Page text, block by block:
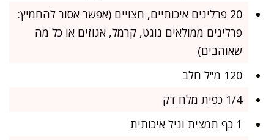
20 פרלינים איכותיים, חצויים (אפשר אסור להחמיץ:
פרלינים ממולאים נוגט, קרמל, אגוזים או כל מה
שאוהבים)
120 מ"ל חלב
1/4 כפית מלח דק
1 כף תמצית וניל איכותית